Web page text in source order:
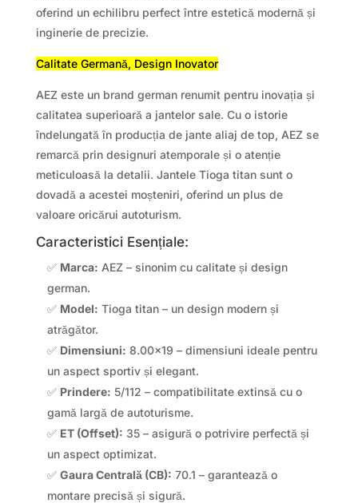
oferind un echilibru perfect între estetică modernă și
inginerie de precizie.
Calitate Germană, Design Inovator
AEZ este un brand german renumit pentru inovația și
calitatea superioară a jantelor sale. Cu o istorie
îndelungată în producția de jante aliaj de top, AEZ se
remarcă prin designuri atemporale și o atenție
meticuloasă la detalii. Jantele Tioga titan sunt o
dovadă a acestei moșteniri, oferind un plus de
valoare oricărui autoturism.
Caracteristici Esențiale:
✅ Marca: AEZ – sinonim cu calitate și design
german.
✅ Model: Tioga titan – un design modern și
atrăgător.
✅ Dimensiuni: 8.00×19 – dimensiuni ideale pentru
un aspect sportiv și elegant.
✅ Prindere: 5/112 – compatibilitate extinsă cu o
gamă largă de autoturisme.
✅ ET (Offset): 35 – asigură o potrivire perfectă și
un aspect optimizat.
✅ Gaura Centrală (CB): 70.1 – garantează o
montare precisă și sigură.